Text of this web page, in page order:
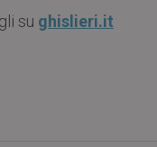
su ghislieri.it